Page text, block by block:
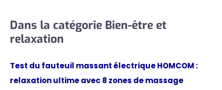
Dans la catégorie Bien-être et
relaxation
Test du fauteuil massant électrique HOMCOM :
relaxation ultime avec 8 zones de massage